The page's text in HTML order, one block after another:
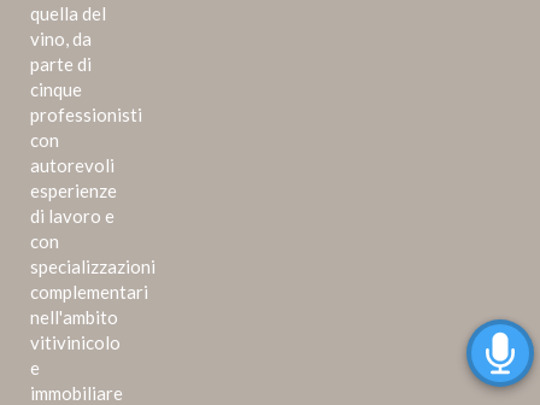
quella del
vino, da
parte di
cinque
professionisti
con
autorevoli
esperienze
di lavoro e
con
specializzazioni
complementari
nell'ambito
vitivinicolo
e
immobiliare